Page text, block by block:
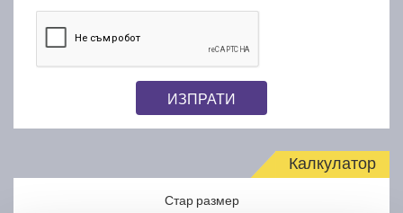
ИЗПРАТИ
Калкулатор
Стар размер